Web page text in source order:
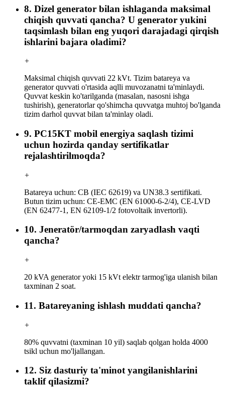
8. Dizel generator bilan ishlaganda maksimal
chiqish quvvati qancha? U generator yukini
taqsimlash bilan eng yuqori darajadagi qirqish
ishlarini bajara oladimi?
+
Maksimal chiqish quvvati 22 kVt. Tizim batareya va
generator quvvati o'rtasida aqlli muvozanatni ta'minlaydi.
Quvvat keskin ko'tarilganda (masalan, nasosni ishga
tushirish), generatorlar qo'shimcha quvvatga muhtoj bo'lganda
tizim darhol quvvat bilan ta'minlay oladi.
9. PC15KT mobil energiya saqlash tizimi
uchun hozirda qanday sertifikatlar
rejalashtirilmoqda?
+
Batareya uchun: CB (IEC 62619) va UN38.3 sertifikati.
Butun tizim uchun: CE-EMC (EN 61000-6-2/4), CE-LVD
(EN 62477-1, EN 62109-1/2 fotovoltaik invertorli).
10. Jeneratör/tarmoqdan zaryadlash vaqti
qancha?
+
20 kVA generator yoki 15 kVt elektr tarmog'iga ulanish bilan
taxminan 2 soat.
11. Batareyaning ishlash muddati qancha?
+
80% quvvatni (taxminan 10 yil) saqlab qolgan holda 4000
tsikl uchun mo'ljallangan.
12. Siz dasturiy ta'minot yangilanishlarini
taklif qilasizmi?